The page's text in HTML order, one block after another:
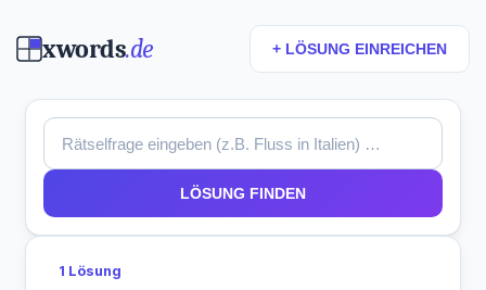
xwords.de + LÖSUNG EINREICHEN
LÖSUNG FINDEN
1 Lösung